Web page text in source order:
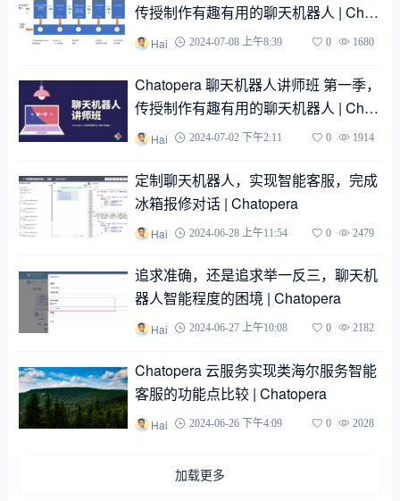
传授制作有趣有用的聊天机器人 | Chat
opera
Hai 2024-07-08 上午8:39 0 1680
Chatopera 聊天机器人讲师班 第一季，
传授制作有趣有用的聊天机器人 | Chat
opera
Hai 2024-07-02 下午2:11 0 1914
定制聊天机器人，实现智能客服，完成
冰箱报修对话 | Chatopera
Hai 2024-06-28 上午11:54 0 2479
追求准确，还是追求举一反三，聊天机
器人智能程度的困境 | Chatopera
Hai 2024-06-27 上午10:08 0 2182
Chatopera 云服务实现类海尔服务智能
客服的功能点比较 | Chatopera
Hai 2024-06-26 下午4:09 0 2028
加载更多